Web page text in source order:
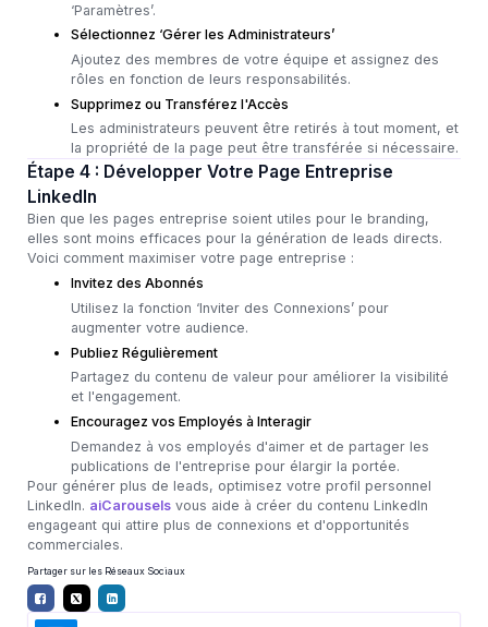
‘Paramètres’.
Sélectionnez ‘Gérer les Administrateurs’
Ajoutez des membres de votre équipe et assignez des
rôles en fonction de leurs responsabilités.
Supprimez ou Transférez l'Accès
Les administrateurs peuvent être retirés à tout moment, et
la propriété de la page peut être transférée si nécessaire.
Étape 4 : Développer Votre Page Entreprise
LinkedIn
Bien que les pages entreprise soient utiles pour le branding,
elles sont moins efficaces pour la génération de leads directs.
Voici comment maximiser votre page entreprise :
Invitez des Abonnés
Utilisez la fonction ‘Inviter des Connexions’ pour
augmenter votre audience.
Publiez Régulièrement
Partagez du contenu de valeur pour améliorer la visibilité
et l'engagement.
Encouragez vos Employés à Interagir
Demandez à vos employés d'aimer et de partager les
publications de l'entreprise pour élargir la portée.
Pour générer plus de leads, optimisez votre profil personnel
LinkedIn. aiCarouselsvous aide à créer du contenu LinkedIn
engageant qui attire plus de connexions et d'opportunités
commerciales.
Partager sur les Réseaux Sociaux